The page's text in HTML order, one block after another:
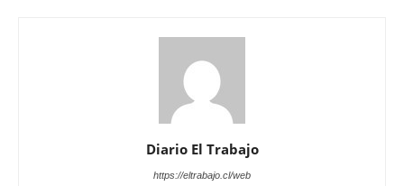
Diario El Trabajo
https://eltrabajo.cl/web